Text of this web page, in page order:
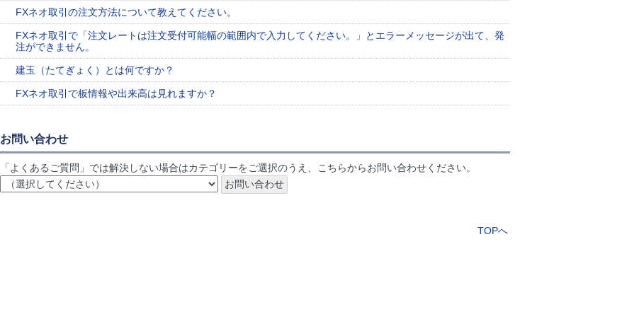
FXネオ取引の注文方法について教えてください。
FXネオ取引で「注文レートは注文受付可能幅の範囲内で入力してください。」とエラーメッセージが出て、発
注ができません。
建玉（たてぎょく）とは何ですか？
FXネオ取引で板情報や出来高は見れますか？
お問い合わせ
「よくあるご質問」では解決しない場合はカテゴリーをご選択のうえ、こちらからお問い合わせください。
TOPへ